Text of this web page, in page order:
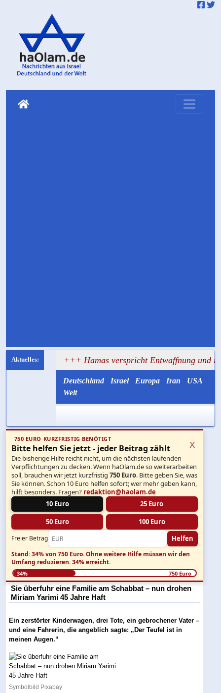
+++ Hamas verspricht Entwaffnung und ruft zugleich
Deutschland Israel Europa Iran
USA
Welt
750 EURO KURZFRISTIG BENÖTIGT
Bitte helfen Sie jetzt - jeder Beitrag zählt
Die bisherige Hilfe reicht nicht, um die nächsten laufenden
Verpflichtungen zu decken. Wenn haOlam.de so weiterarbeiten
soll, brauchen wir jetzt kurzfristig750 Euro. Bitte geben Sie, was
Sie können. Schon 10 Euro helfen sofort; wer mehr geben kann,
hilft besonders. Fragen? redaktion@haolam.de
10 Euro
25 Euro
50 Euro 100 Euro
Freier Betrag Helfen
x
Stand: 34% von 750 Euro.Ohne weitere Hilfe müssen wir den
Umfang reduzieren.34% erreicht.
34% 750 Euro
Sie überfuhr eine Familie am Schabbat – nun drohen
Miriam Yarimi 45 Jahre Haft
Ein zerstörter Kinderwagen, drei Tote, ein gebrochener Vater –
und eine Fahrerin, die angeblich sagte: „Der Teufel ist in
meinen Augen.“
Symbolbild Pixabay